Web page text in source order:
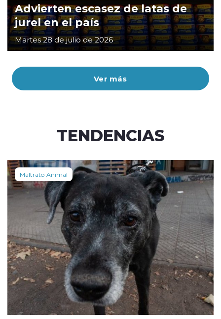
Ver más
Advierten escasez de latas de
jurel en el país
Martes 28 de julio de 2026
TENDENCIAS
Maltrato Animal